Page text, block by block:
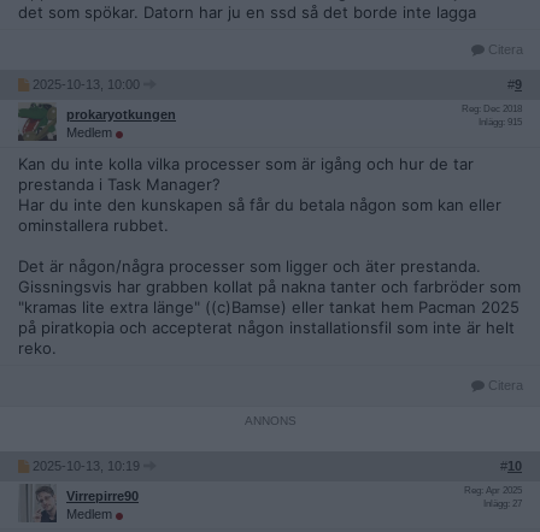
det som spökar. Datorn har ju en ssd så det borde inte lagga
Citera
2025-10-13, 10:00 #9
prokaryotkungen
Medlem
Reg: Dec 2018
Inlägg: 915
Kan du inte kolla vilka processer som är igång och hur de tar
prestanda i Task Manager?
Har du inte den kunskapen så får du betala någon som kan eller
ominstallera rubbet.
Det är någon/några processer som ligger och äter prestanda.
Gissningsvis har grabben kollat på nakna tanter och farbröder som
"kramas lite extra länge" ((c)Bamse) eller tankat hem Pacman 2025
på piratkopia och accepterat någon installationsfil som inte är helt
reko.
Citera
2025-10-13, 10:19 #10
Virrepirre90
Medlem
Reg: Apr 2025
Inlägg: 27